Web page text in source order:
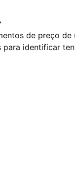
de preço de
para identificar